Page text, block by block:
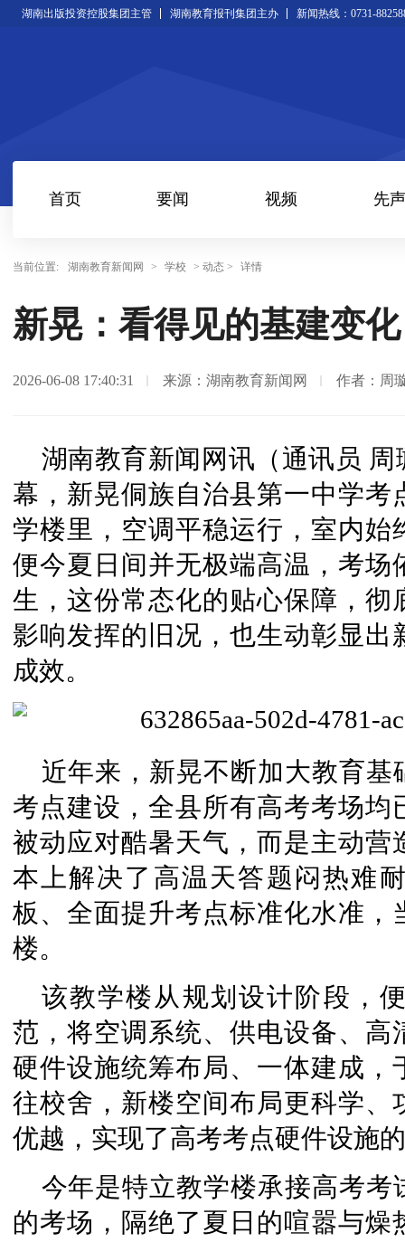
湖南出版投资控股集团主管 湖南教育报刊集团主办 新闻热线：0731-
首页 要闻 视频 先声
当前位置: 湖南教育新闻网 > 学校 > 动态 > 详情
新晃：看得见的基建变
2026-06-08 17:40:31 来源：湖南教育新闻网 作者：周
湖南教育新闻网讯（通讯员
幕，新晃侗族自治县第一中学
学楼里，空调平稳运行，室内
便今夏日间并无极端高温，考
生，这份常态化的贴心保障，
影响发挥的旧况，也生动彰显
成效。
近年来，新晃不断加大教育
考点建设，全县所有高考考场
被动应对酷暑天气，而是主动
本上解决了高温天答题闷热难
板、全面提升考点标准化水准
楼。
该教学楼从规划设计阶段，
范，将空调系统、供电设备、
硬件设施统筹布局、一体建成
往校舍，新楼空间布局更科学
优越，实现了高考考点硬件设施
今年是特立教学楼承接高考
的考场，隔绝了夏日的喧嚣与